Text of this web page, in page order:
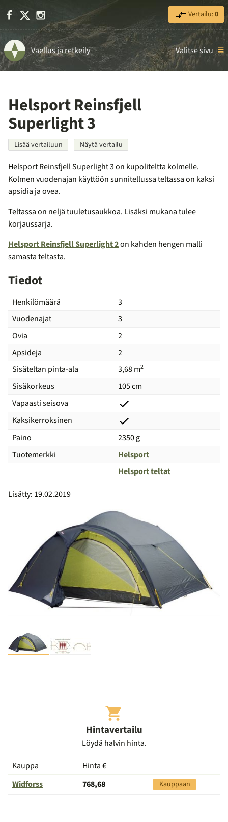
Facebook Instagram Vertailu:0
Vaellus ja retkeily Valitse sivu
Helsport Reinsfjell
Superlight 3
Lisää vertailuun Näytä vertailu
Helsport Reinsfjell Superlight 3 on kupoliteltta kolmelle.
Kolmen vuodenajan käyttöön sunnitellussa teltassa on kaksi
apsidia ja ovea.
Teltassa on neljä tuuletusaukkoa. Lisäksi mukana tulee
korjaussarja.
Helsport Reinsfjell Superlight 2on kahden hengen malli
samasta teltasta.
Tiedot
Henkilömäärä
3
Vuodenajat
3
Ovia
2
Apsideja
2
Sisäteltan pinta-ala
3,68 m2
Sisäkorkeus
105 cm
Vapaasti seisova
Kaksikerroksinen
Paino
2350 g
Tuotemerkki
Helsport
Helsport teltat
Lisätty: 19.02.2019
Hintavertailu
Löydä halvin hinta.
Kauppa
Hinta €
kauppaan
Widforss 768,68 Kauppaan